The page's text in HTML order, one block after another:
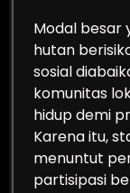
Modal besar
hutan
sosial
komunitas
hidup demi
Karena itu,
menuntut
partisipasi